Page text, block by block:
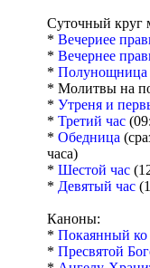
Суточный круг
* Вечериее
* Вечернее
* Полунощница
* Молитвы на
* Утреня и
* Третий час
* Обедница
часа)
* Шестой час
* Девятый час
Каноны:
* Покаянный
* Пресвятой